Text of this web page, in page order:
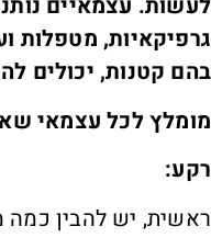
עצמאיים
מטפלות
קטנות, יכולים
לכל עצמאי
יש להבין כמה